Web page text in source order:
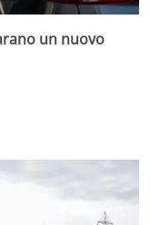
un nuovo